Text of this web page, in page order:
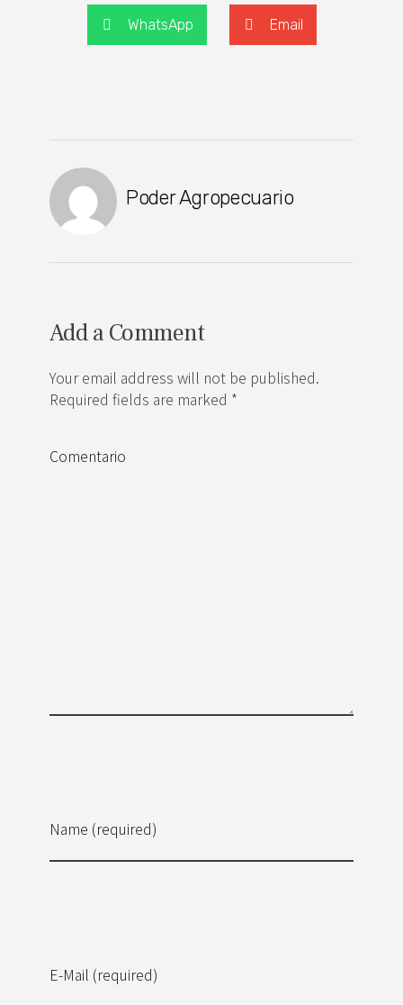
WhatsApp Email
Poder Agropecuario
Add a Comment
Your email address will not be published.
Required fields are marked *
Name (required)
E-Mail (required)
Comentario